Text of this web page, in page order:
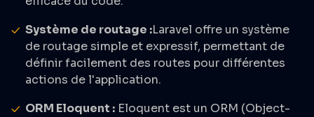
Système de routage :Laravel offre un système
de routage simple et expressif, permettant de
définir facilement des routes pour différentes
actions de l'application.
ORM Eloquent : Eloquent est un ORM (Object-